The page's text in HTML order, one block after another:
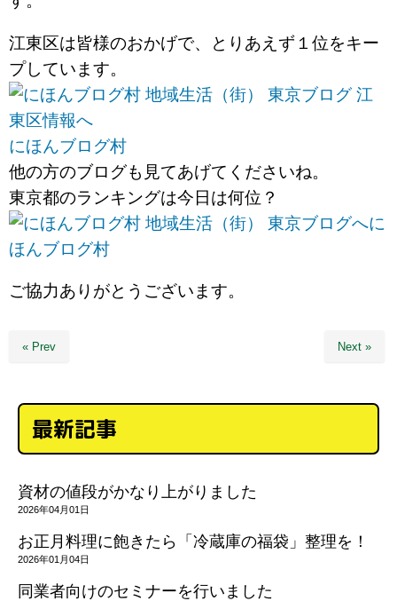
江東区は皆様のおかげで、とりあえず１位をキー
プしています。
にほんブログ村
他の方のブログも見てあげてくださいね。
東京都のランキングは今日は何位？
に
ほんブログ村
ご協力ありがとうございます。
« Prev Next »
最新記事
資材の値段がかなり上がりました
2026年04月01日
お正月料理に飽きたら「冷蔵庫の福袋」整理を！
2026年01月04日
同業者向けのセミナーを行いました